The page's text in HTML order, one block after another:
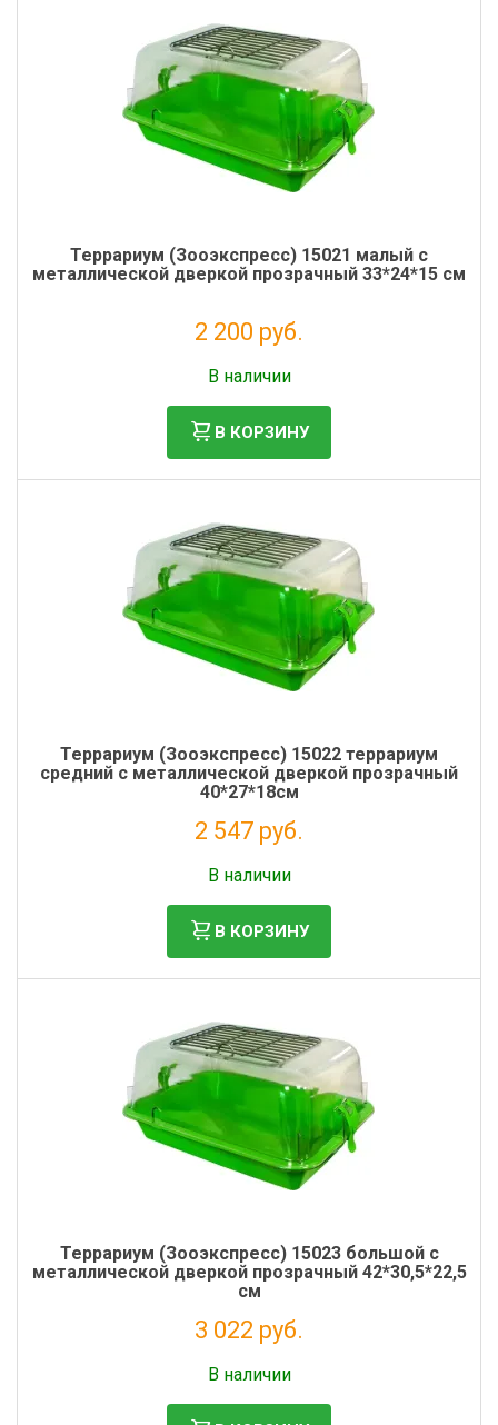
Террариум (Зооэкспресс) 15021 малый с
металлической дверкой прозрачный 33*24*15 см
2 200 руб.
В наличии
В КОРЗИНУ
Террариум (Зооэкспресс) 15022 террариум
средний с металлической дверкой прозрачный
40*27*18см
2 547 руб.
В наличии
В КОРЗИНУ
Террариум (Зооэкспресс) 15023 большой с
металлической дверкой прозрачный 42*30,5*22,5
см
3 022 руб.
В наличии